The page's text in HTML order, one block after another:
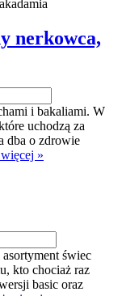
nerkowca,
i bakaliami. W
uchodzą za
dba o zdrowie
»
świec
kto chociaż raz
basic oraz